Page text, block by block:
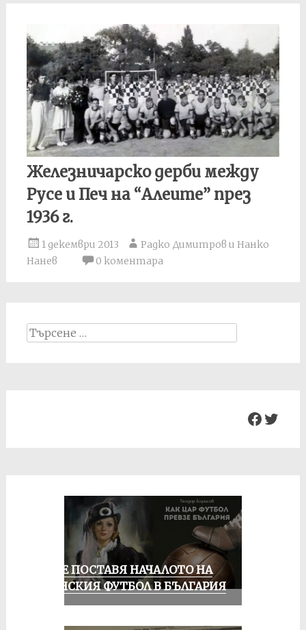
Железничарско дерби между
Русе и Печ на “Алеите” през
1936 г.
1 декември 2013
Радко Димитров и Нанко
Нанев
0 коментара
Search
РУСЕ ПОСТАВЯ НАЧАЛОТО НА
ЖЕНСКИЯ ФУТБОЛ В БЪЛГАРИЯ